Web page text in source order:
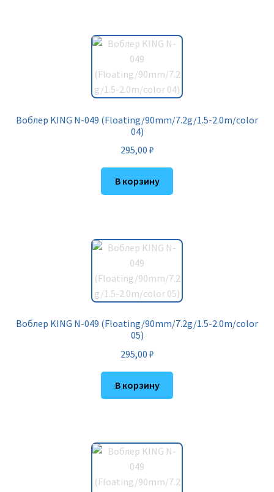
Воблер KING N-049 (Floating/90mm/7.2g/1.5-2.0m/color
04)
295,00 ₽
В корзину
Воблер KING N-049 (Floating/90mm/7.2g/1.5-2.0m/color
05)
295,00 ₽
В корзину